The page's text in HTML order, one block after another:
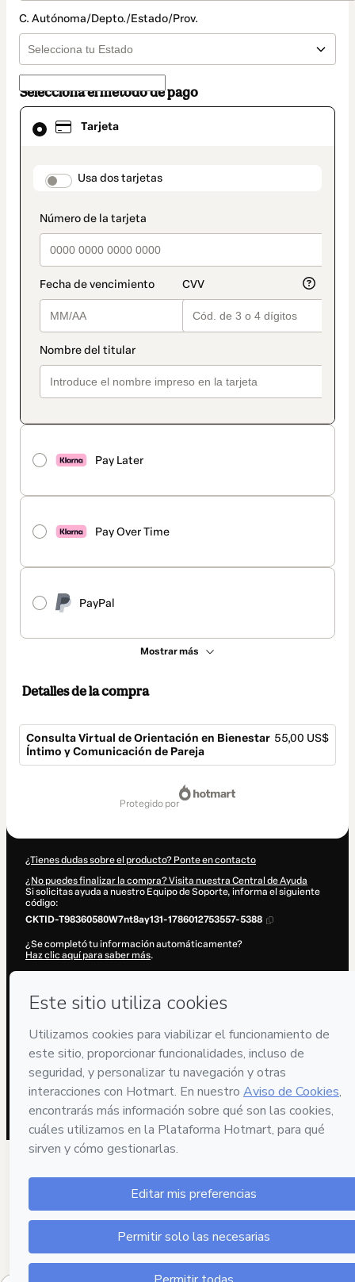
C. Autónoma/Depto./Estado/Prov.
Selecciona el método de pago
Tarjeta
payment_data.section_title_v2
Usa dos tarjetas
Pay Later
Pay Over Time
PayPal
Mostrar más
El
método
seleccionado
Detalles de la compra
Consulta Virtual de Orientación en Bienestar
Íntimo y Comunicación de Pareja
55,00 US$
protegido por
¿Tienes dudas sobre el producto? Ponte en contacto
¿No puedes finalizar la compra? Visita nuestra Central de Ayuda
Si solicitas ayuda a nuestro Equipo de Soporte, informa el siguiente
código:
CKTID-T98360580W7nt8ay131-1786012753557-5388
¿Se completó tu información automáticamente?
Haz clic aquí para saber más.
y no tiene responsabilidad por el contenido y/o control sobre él; (ii)
acepto los Términos de Uso de Hotmart,Políticas de Privacidad
acompañado por un tutor legal.
Más información sobre tu compraaquí.
Hotmart ©2026 - Todos los derechos reservados